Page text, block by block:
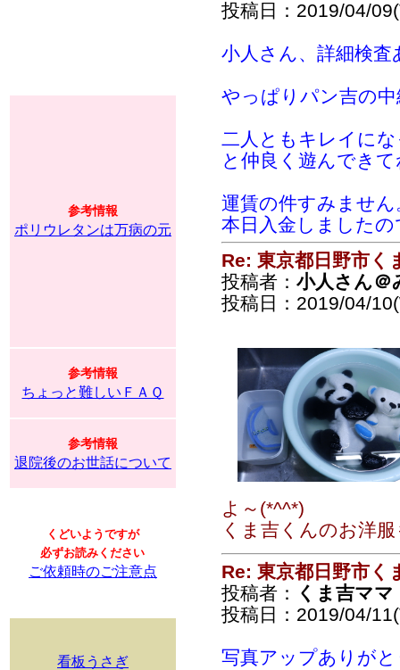
参考情報
ポリウレタンは万病の元
参考情報
ちょっと難しいＦＡＱ
参考情報
退院後のお世話について
くどいようですが
必ずお読みください
ご依頼時のご注意点
看板うさぎ
投稿日：2019/04/
小人さん、詳細検
やっぱりパン吉の
二人ともキレイに
と仲良く遊んでき
運賃の件すみません
本日入金しました
Re: 東京都日野市く
投稿者： 小人さん＠
投稿日：2019/04/
よ～(*^^*)
くま吉くんのお洋
Re: 東京都日野市く
投稿者：
くま吉ママ
投稿日：2019/04/
写真アップありが